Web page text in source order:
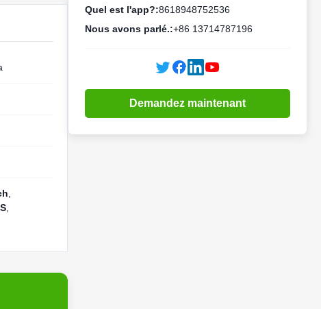
Quel est l'app?:8618948752536
Nous avons parlé.:+86 13714787196
Demandez maintenant